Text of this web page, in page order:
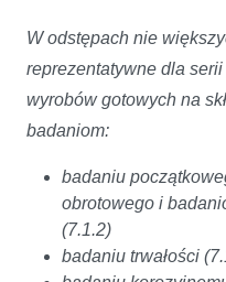
W odstępach nie
reprezentatywne dla
wyrobów gotowych na
badaniom:
badaniu
obrotowego i
(7.1.2)
badaniu trwałości